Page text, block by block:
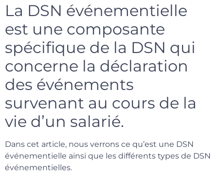
La DSN événementielle
est une composante
spécifique de la DSN qui
concerne la déclaration
des événements
survenant au cours de la
vie d’un salarié.
Dans cet article, nous verrons ce qu’est une DSN
événementielle ainsi que les différents types de DSN
événementielles.